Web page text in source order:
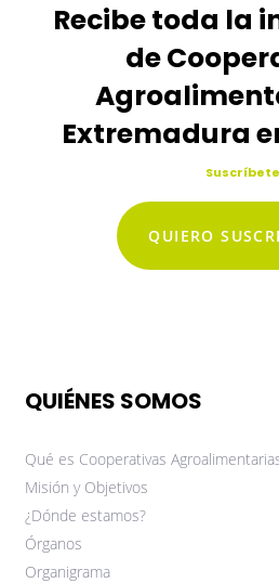
Recibe toda la
de
Extremadura
Suscríbete
QUIERO
QUIÉNES SOMOS
Qué es Cooperativas
Misión y Objetivos
¿Dónde estamos?
Órganos
Organigrama